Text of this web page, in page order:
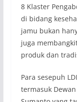
8 Klaster
di bidang
jamu bukan
juga
produk dan
Para sesepuh
termasuk Dewan